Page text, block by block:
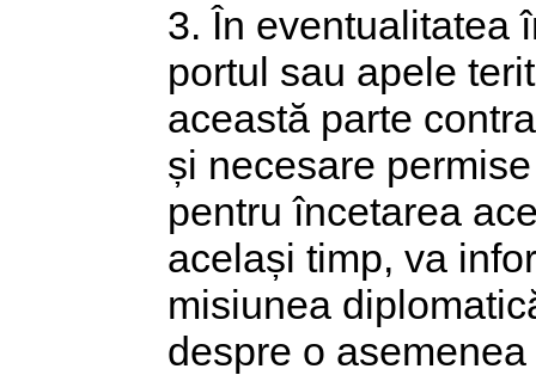
3. În eventualitatea
portul sau apele
această parte
și necesare
pentru încetarea
același timp, va
misiunea
despre o